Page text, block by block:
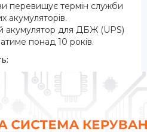
перевищує термін служби
акумуляторів.
акумулятор для ДБЖ (UPS)
понад 10 років.